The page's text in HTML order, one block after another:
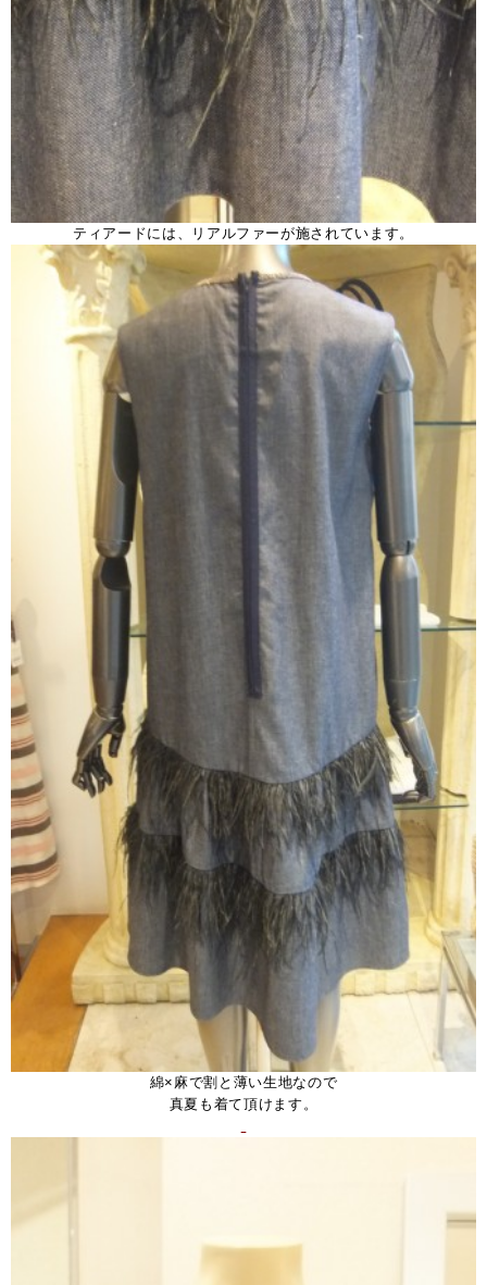
ティアードには、リアルファーが施されています。
綿×麻で割と薄い生地なので
真夏も着て頂けます。